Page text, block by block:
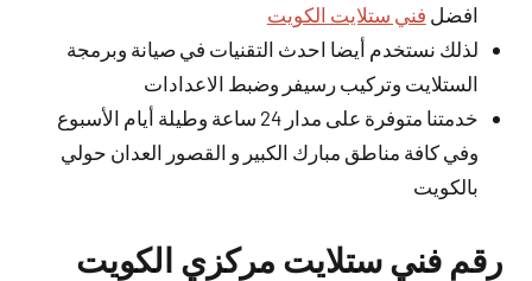
افضل فني ستلايت الكويت
لذلك نستخدم أيضا احدث التقنيات في صيانة وبرمجة
الستلايت وتركيب رسيفر وضبط الاعدادات
خدمتنا متوفرة على مدار 24 ساعة وطيلة أيام الأسبوع
وفي كافة مناطق مبارك الكبير و القصور العدان حولي
بالكويت
رقم فني ستلايت مركزي الكويت